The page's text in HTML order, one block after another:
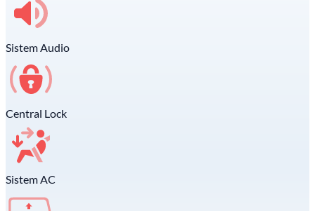
Sistem Audio
Central Lock
Sistem AC